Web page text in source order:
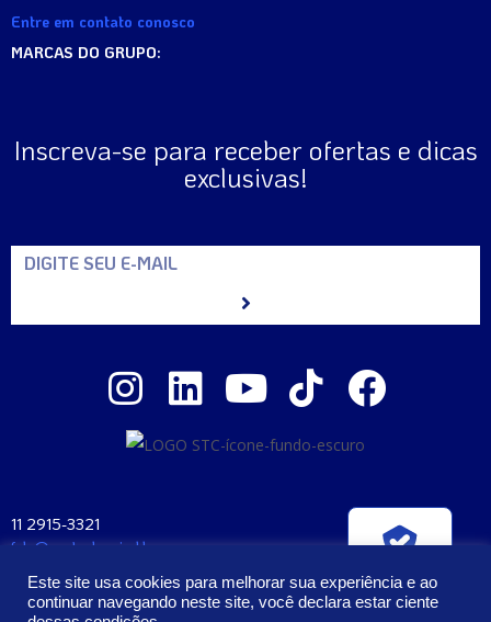
Entre em contato conosco
MARCAS DO GRUPO:
Inscreva-se para receber ofertas e dicas
exclusivas!
11 2915-3321
fale@santaclara.ind.br
CEP: 04225-000
Este site usa cookies para melhorar sua experiência e ao
continuar navegando neste site, você declara estar ciente